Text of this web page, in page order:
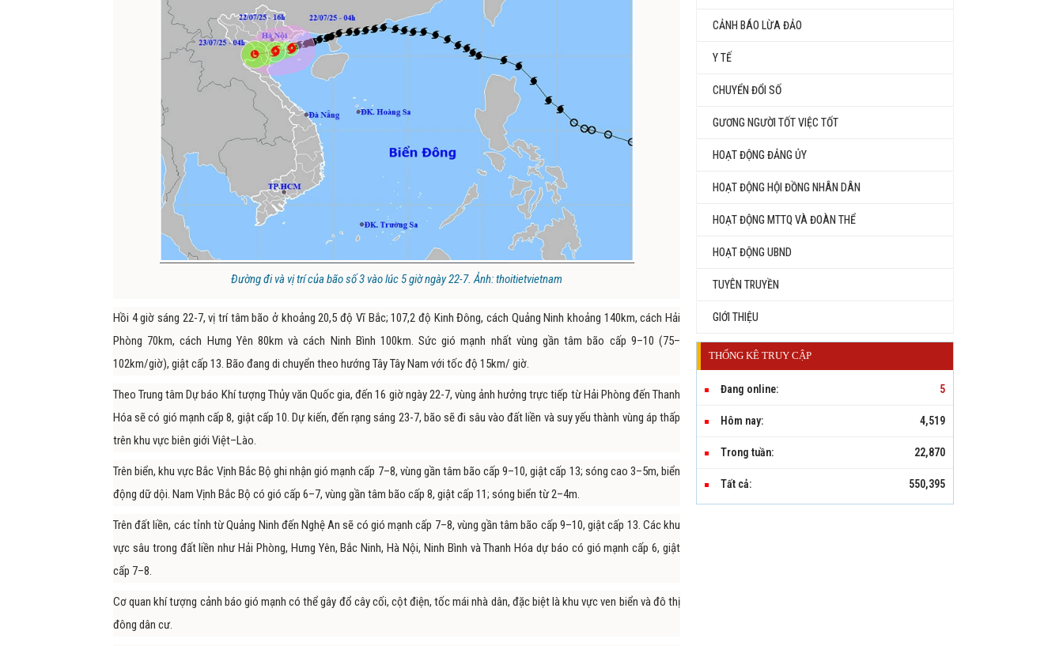
Đường đi và vị trí của bão số 3 vào lúc 5 giờ ngày 22-7. Ảnh: thoitietvietnam
Hồi 4 giờ sáng 22-7, vị trí tâm bão ở khoảng 20,5 độ Vĩ Bắc; 107,2 độ Kinh Đông, cách Quảng Ninh khoảng 140km, cách Hải
Phòng 70km, cách Hưng Yên 80km và cách Ninh Bình 100km. Sức gió mạnh nhất vùng gần tâm bão cấp 9–10 (75–
102km/giờ), giật cấp 13. Bão đang di chuyển theo hướng Tây Tây Nam với tốc độ 15km/ giờ.
Theo Trung tâm Dự báo Khí tượng Thủy văn Quốc gia, đến 16 giờ ngày 22-7, vùng ảnh hưởng trực tiếp từ Hải Phòng đến Thanh
Hóa sẽ có gió mạnh cấp 8, giật cấp 10. Dự kiến, đến rạng sáng 23-7, bão sẽ đi sâu vào đất liền và suy yếu thành vùng áp thấp
trên khu vực biên giới Việt–Lào.
Trên biển, khu vực Bắc Vịnh Bắc Bộ ghi nhận gió mạnh cấp 7–8, vùng gần tâm bão cấp 9–10, giật cấp 13; sóng cao 3–5m, biển
động dữ dội. Nam Vịnh Bắc Bộ có gió cấp 6–7, vùng gần tâm bão cấp 8, giật cấp 11; sóng biển từ 2–4m.
Trên đất liền, các tỉnh từ Quảng Ninh đến Nghệ An sẽ có gió mạnh cấp 7–8, vùng gần tâm bão cấp 9–10, giật cấp 13. Các khu
vực sâu trong đất liền như Hải Phòng, Hưng Yên, Bắc Ninh, Hà Nội, Ninh Bình và Thanh Hóa dự báo có gió mạnh cấp 6, giật
cấp 7–8.
Cơ quan khí tượng cảnh báo gió mạnh có thể gây đổ cây cối, cột điện, tốc mái nhà dân, đặc biệt là khu vực ven biển và đô thị
đông dân cư.
CẢNH BÁO LỪA ĐẢO
Y TẾ
CHUYỂN ĐỔI SỐ
GƯƠNG NGƯỜI TỐT VIỆC TỐT
HOẠT ĐỘNG ĐẢNG ỦY
HOẠT ĐỘNG HỘI ĐỒNG NHÂN DÂN
HOẠT ĐỘNG MTTQ VÀ ĐOÀN THỂ
HOẠT ĐỘNG UBND
TUYÊN TRUYỀN
GIỚI THIỆU
THỐNG KÊ TRUY CẬP
Đang online: 5
Hôm nay: 4,519
Trong tuần: 22,870
Tất cả: 550,395